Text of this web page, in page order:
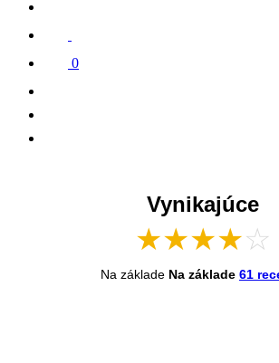
0
Vynikajúce
★★★★☆
Na základe Na základe 61